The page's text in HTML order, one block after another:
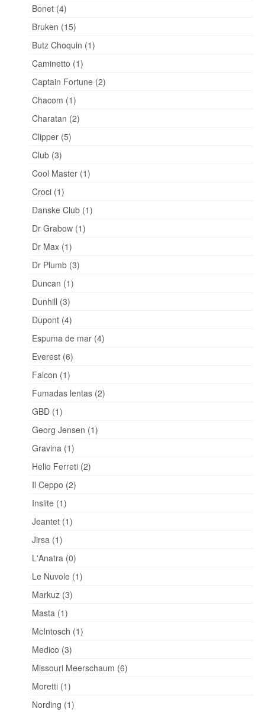
Bonet (4)
Bruken (15)
Butz Choquin (1)
Caminetto (1)
Captain Fortune (2)
Chacom (1)
Charatan (2)
Clipper (5)
Club (3)
Cool Master (1)
Croci (1)
Danske Club (1)
Dr Grabow (1)
Dr Max (1)
Dr Plumb (3)
Duncan (1)
Dunhill (3)
Dupont (4)
Espuma de mar (4)
Everest (6)
Falcon (1)
Fumadas lentas (2)
GBD (1)
Georg Jensen (1)
Gravina (1)
Helio Ferreti (2)
Il Ceppo (2)
Inslite (1)
Jeantet (1)
Jirsa (1)
L'Anatra (0)
Le Nuvole (1)
Markuz (3)
Masta (1)
McIntosch (1)
Medico (3)
Missouri Meerschaum (6)
Moretti (1)
Nording (1)